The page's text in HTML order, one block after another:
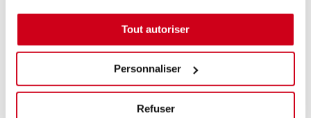
Tout autoriser
Personnaliser
Refuser